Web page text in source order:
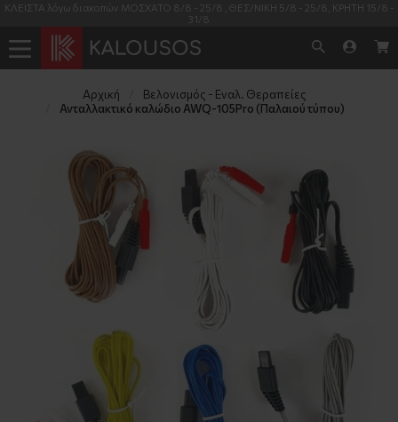
ΚΛΕΙΣΤΑ λόγω διακοπών ΜΟΣΧΑΤΟ 8/8 - 25/8 , ΘΕΣ/ΝΙΚΗ 5/8 - 25/8, ΚΡΗΤΗ 15/8 -
31/8
Αρχική
Βελονισμός - Εναλ. Θεραπείες
Ανταλλακτικό καλώδιο AWQ-105Pro (Παλαιού τύπου)